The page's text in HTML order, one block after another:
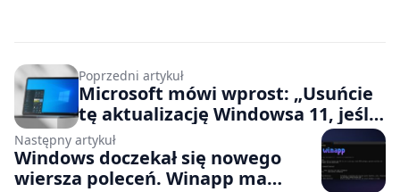
Poprzedni artykuł
Microsoft mówi wprost: „Usuńcie
tę aktualizację Windowsa 11, jeśli
sprawia wam kłopoty”
Następny artykuł
Windows doczekał się nowego
wiersza poleceń. Winapp ma